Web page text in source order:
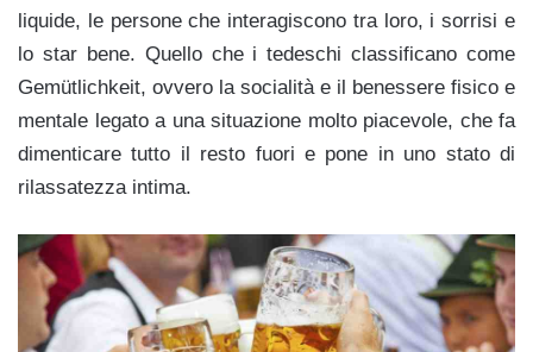
liquide, le persone che interagiscono tra loro, i sorrisi e
lo star bene. Quello che i tedeschi classificano come
Gemütlichkeit, ovvero la socialità e il benessere fisico e
mentale legato a una situazione molto piacevole, che fa
dimenticare tutto il resto fuori e pone in uno stato di
rilassatezza intima.